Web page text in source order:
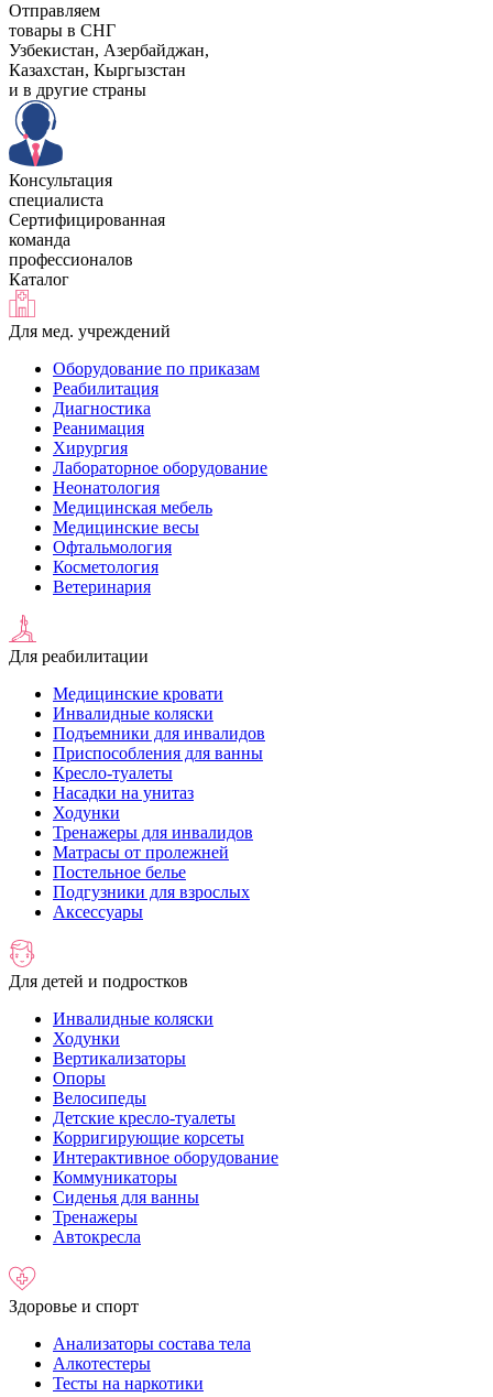
Отправляем
товары в СНГ
Узбекистан, Aзербайджан,
Казахстан, Кыргызстан
и в другие страны
Консультация
специалиста
Сертифицированная
команда
профессионалов
Каталог
Для мед. учреждений
Оборудование по приказам
Реабилитация
Диагностика
Реанимация
Хирургия
Лабораторное оборудование
Неонатология
Медицинская мебель
Медицинские весы
Офтальмология
Косметология
Ветеринария
Для реабилитации
Медицинские кровати
Инвалидные коляски
Подъемники для инвалидов
Приспособления для ванны
Кресло-туалеты
Насадки на унитаз
Ходунки
Тренажеры для инвалидов
Матрасы от пролежней
Постельное белье
Подгузники для взрослых
Аксессуары
Для детей и подростков
Инвалидные коляски
Ходунки
Вертикализаторы
Опоры
Велосипеды
Детские кресло-туалеты
Корригирующие корсеты
Интерактивное оборудование
Коммуникаторы
Сиденья для ванны
Тренажеры
Автокресла
Здоровье и спорт
Анализаторы состава тела
Алкотестеры
Тесты на наркотики